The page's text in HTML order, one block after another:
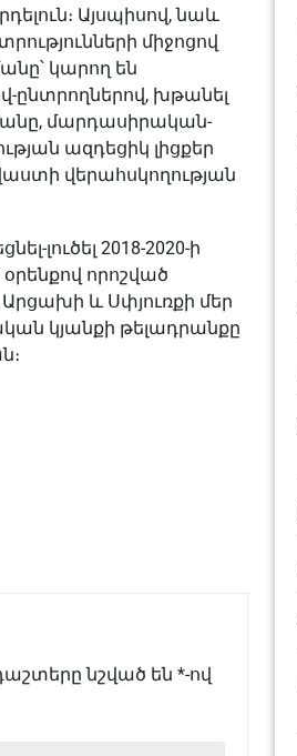
Այսպիսով, նաև
միջոցով
կարող են
ընտրողներով, խթանել
մարդասիրական-
ազդեցիկ լիցքեր
վերահսկողության
2018-2020-ի
որոշված
Արցախի և Սփյուռքի մեր
կյանքի թելադրանքը
նշված են *-ով